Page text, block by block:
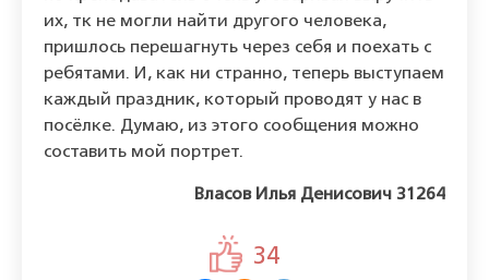
их, тк не могли найти другого человека,
пришлось перешагнуть через себя и поехать с
ребятами. И, как ни странно, теперь выступаем
каждый праздник, который проводят у нас в
посёлке. Думаю, из этого сообщения можно
составить мой портрет.
Власов Илья Денисович 31264
34